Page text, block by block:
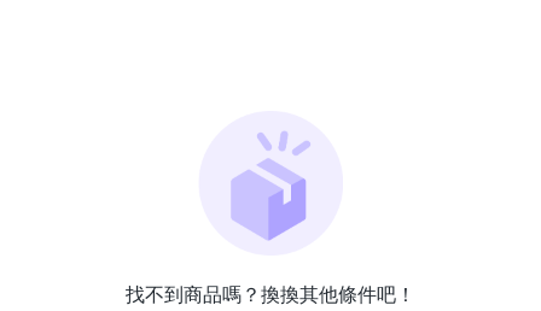
找不到商品嗎？換換其他條件吧！